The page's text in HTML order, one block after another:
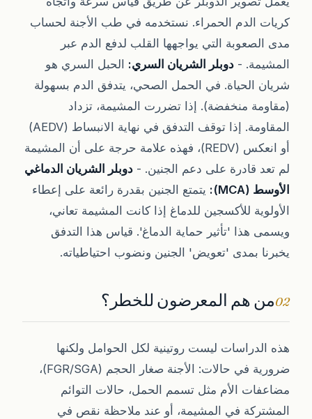
كريات الدم الحمراء. نستخدمه في طب الأجنة لحساب
مدى الصعوبة التي يواجهها القلب لدفع الدم عبر
المشيمة. - دوبلر الشريان السري: الحبل السري هو
شريان الحياة. في الحمل الصحي، يتدفق الدم بسهولة
(مقاومة منخفضة). إذا تضررت المشيمة، تزداد
المقاومة. إذا توقف التدفق في نهاية الانبساط (AEDV)
أو انعكس (REDV)، فهذه علامة حرجة على أن المشيمة
لم تعد قادرة على دعم الجنين. - دوبلر الشريان الدماغي
الأوسط (MCA):
يتمتع الجنين بقدرة رائعة على إعطاء
الأولوية للأكسجين للدماغ إذا كانت المشيمة تعاني،
ويسمى هذا 'تأثير حماية الدماغ'. قياس هذا التدفق
يخبرنا بمدى 'تعويض' الجنين ونضوب احتياطياته.
02من هم المعرضون للخطر؟
هذه الدراسات ليست روتينية لكل الحوامل ولكنها
ضرورية في حالات: الأجنة صغار الحجم (FGR/SGA)،
مضاعفات الأم مثل تسمم الحمل، حالات التوائم
المشتركة في المشيمة، أو عند ملاحظة نقص في